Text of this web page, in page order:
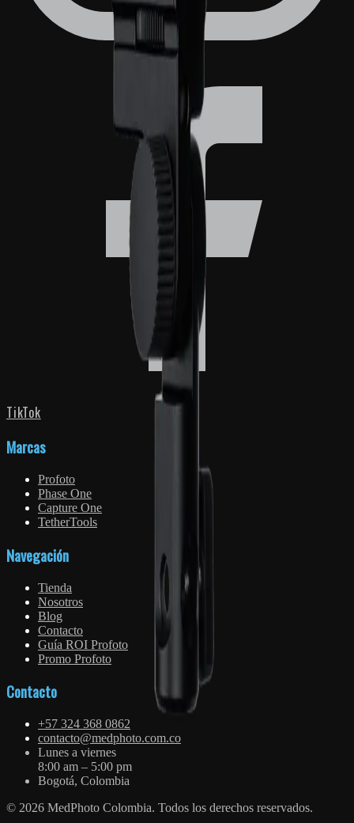
TikTok
Marcas
Profoto
Phase One
Capture One
TetherTools
Navegación
Tienda
Nosotros
Blog
Contacto
Guía ROI Profoto
Promo Profoto
Contacto
+57 324 368 0862
contacto@medphoto.com.co
Lunes a viernes
8:00 am – 5:00 pm
Bogotá, Colombia
© 2026 MedPhoto Colombia. Todos los derechos reservados.